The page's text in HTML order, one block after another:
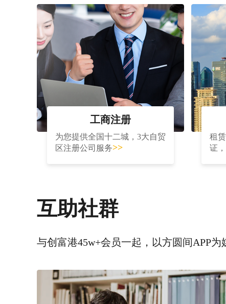
工商注册
为您提供全国十二城，3大自贸
区注册公司服务>>
租
证
互助社群
与创富港45w+会员一起，以方圆间APP为